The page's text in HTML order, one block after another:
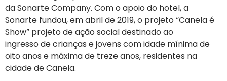
da Sonarte Company. Com o apoio do hotel, a
Sonarte fundou, em abril de 2019, o projeto “Canela é
Show” projeto de ação social destinado ao
ingresso de crianças e jovens com idade mínima de
oito anos e máxima de treze anos, residentes na
cidade de Canela.